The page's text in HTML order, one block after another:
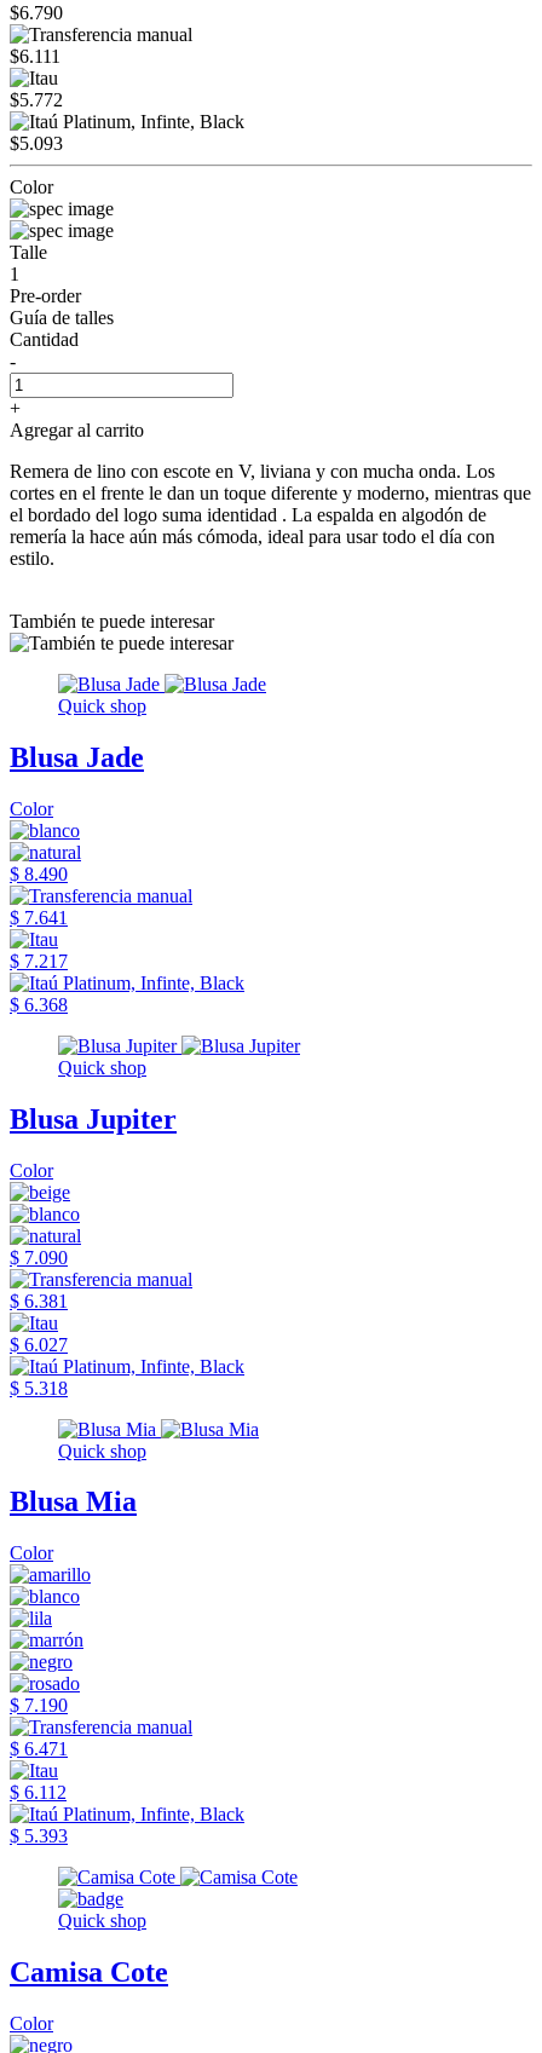
$6.790
$6.111
$5.772
$5.093
Color
Talle
1
Pre-order
Guía de talles
Cantidad
-
+
Agregar al carrito
Remera de lino con escote en V, liviana y con mucha onda. Los
cortes en el frente le dan un toque diferente y moderno, mientras que
el bordado del logo suma identidad . La espalda en algodón de
remería la hace aún más cómoda, ideal para usar todo el día con
estilo.
También te puede interesar
Quick shop
Blusa Jade
Color
$ 8.490
$ 7.641
$ 7.217
$ 6.368
Quick shop
Blusa Jupiter
Color
$ 7.090
$ 6.381
$ 6.027
$ 5.318
Quick shop
Blusa Mia
Color
$ 7.190
$ 6.471
$ 6.112
$ 5.393
Quick shop
Camisa Cote
Color